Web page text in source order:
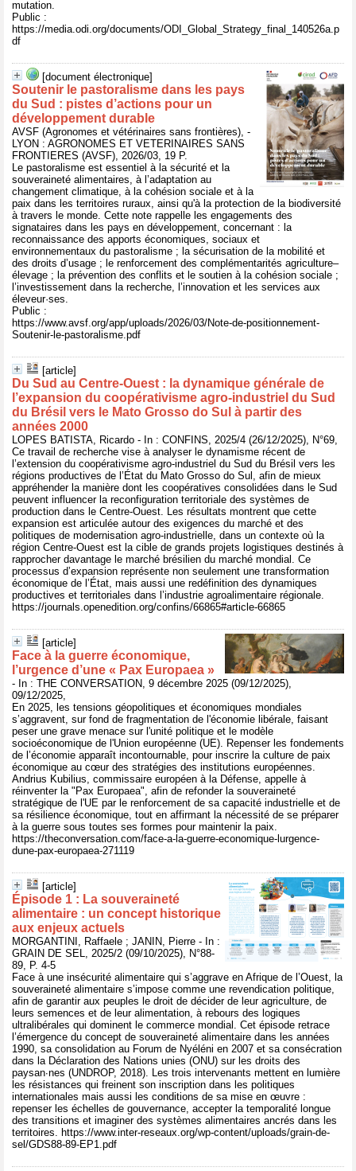
mutation.
Public :
https://media.odi.org/documents/ODI_Global_Strategy_final_140526a.p
df
[document électronique]
Soutenir le pastoralisme dans les pays
du Sud : pistes d’actions pour un
développement durable
AVSF (Agronomes et vétérinaires sans frontières), -
LYON : AGRONOMES ET VETERINAIRES SANS
FRONTIERES (AVSF), 2026/03, 19 P.
Le pastoralisme est essentiel à la sécurité et la
souveraineté alimentaires, à l’adaptation au
changement climatique, à la cohésion sociale et à la
paix dans les territoires ruraux, ainsi qu'à la protection de la biodiversité
à travers le monde. Cette note rappelle les engagements des
signataires dans les pays en développement, concernant : la
reconnaissance des apports économiques, sociaux et
environnementaux du pastoralisme ; la sécurisation de la mobilité et
des droits d’usage ; le renforcement des complémentarités agriculture–
élevage ; la prévention des conflits et le soutien à la cohésion sociale ;
l’investissement dans la recherche, l’innovation et les services aux
éleveur·ses.
Public :
https://www.avsf.org/app/uploads/2026/03/Note-de-positionnement-
Soutenir-le-pastoralisme.pdf
[article]
Du Sud au Centre-Ouest : la dynamique générale de
l’expansion du coopérativisme agro-industriel du Sud
du Brésil vers le Mato Grosso do Sul à partir des
années 2000
LOPES BATISTA, Ricardo - In : CONFINS, 2025/4 (26/12/2025), N°69,
Ce travail de recherche vise à analyser le dynamisme récent de
l’extension du coopérativisme agro-industriel du Sud du Brésil vers les
régions productives de l’État du Mato Grosso do Sul, afin de mieux
appréhender la manière dont les coopératives consolidées dans le Sud
peuvent influencer la reconfiguration territoriale des systèmes de
production dans le Centre-Ouest. Les résultats montrent que cette
expansion est articulée autour des exigences du marché et des
politiques de modernisation agro-industrielle, dans un contexte où la
région Centre-Ouest est la cible de grands projets logistiques destinés à
rapprocher davantage le marché brésilien du marché mondial. Ce
processus d’expansion représente non seulement une transformation
économique de l’État, mais aussi une redéfinition des dynamiques
productives et territoriales dans l’industrie agroalimentaire régionale.
https://journals.openedition.org/confins/66865#article-66865
[article]
Face à la guerre économique,
l’urgence d’une « Pax Europaea »
- In : THE CONVERSATION, 9 décembre 2025 (09/12/2025),
09/12/2025,
En 2025, les tensions géopolitiques et économiques mondiales
s’aggravent, sur fond de fragmentation de l'économie libérale, faisant
peser une grave menace sur l'unité politique et le modèle
socioéconomique de l'Union européenne (UE). Repenser les fondements
de l’économie apparaît incontournable, pour inscrire la culture de paix
économique au cœur des stratégies des institutions européennes.
Andrius Kubilius, commissaire européen à la Défense, appelle à
réinventer la "Pax Europaea", afin de refonder la souveraineté
stratégique de l'UE par le renforcement de sa capacité industrielle et de
sa résilience économique, tout en affirmant la nécessité de se préparer
à la guerre sous toutes ses formes pour maintenir la paix.
https://theconversation.com/face-a-la-guerre-economique-lurgence-
dune-pax-europaea-271119
[article]
Épisode 1 : La souveraineté
alimentaire : un concept historique
aux enjeux actuels
MORGANTINI, Raffaele ; JANIN, Pierre - In :
GRAIN DE SEL, 2025/2 (09/10/2025), N°88-
89, P. 4-5
Face à une insécurité alimentaire qui s’aggrave en Afrique de l’Ouest, la
souveraineté alimentaire s’impose comme une revendication politique,
afin de garantir aux peuples le droit de décider de leur agriculture, de
leurs semences et de leur alimentation, à rebours des logiques
ultralibérales qui dominent le commerce mondial. Cet épisode retrace
l’émergence du concept de souveraineté alimentaire dans les années
1990, sa consolidation au Forum de Nyéléni en 2007 et sa consécration
dans la Déclaration des Nations unies (ONU) sur les droits des
paysan∙nes (UNDROP, 2018). Les trois intervenants mettent en lumière
les résistances qui freinent son inscription dans les politiques
internationales mais aussi les conditions de sa mise en œuvre :
repenser les échelles de gouvernance, accepter la temporalité longue
des transitions et imaginer des systèmes alimentaires ancrés dans les
territoires. https://www.inter-reseaux.org/wp-content/uploads/grain-de-
sel/GDS88-89-EP1.pdf